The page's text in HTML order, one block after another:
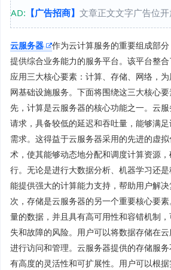
AD: 【广告招商】 文章正文文字广告位
云服务器
作为云计算服务的重要组成部
提供综合业务能力的服务平台。该平台整
应用三大核心要素：计算、存储、网络，
网基础设施服务。下面将围绕这三大核心
先，计算是云服务器的核心功能之一。云
请求，具备较低的延迟和吞吐量，能够满
需求。这得益于云服务器采用的先进的虚
术，使其能够动态地分配和调度计算资源
行。无论是进行大数据分析、机器学习还
能提供强大的计算能力支持，帮助用户解
次，存储是云服务器的另一个重要核心要
量的数据，并且具有高可用性和容错机制
失和故障的风险。用户可以将数据存储在
进行访问和管理。云服务器提供的存储服
有高度的灵活性和可扩展性。用户可以根